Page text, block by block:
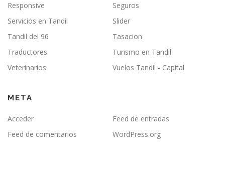
Responsive
Seguros
Servicios en Tandil
Slider
Tandil del 96
Tasacion
Traductores
Turismo en Tandil
Veterinarios
Vuelos Tandil - Capital
META
Acceder
Feed de entradas
Feed de comentarios
WordPress.org